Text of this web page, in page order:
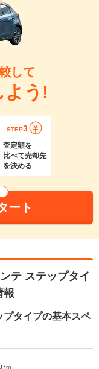
して
よう!
STEP3
査定額を
比べて売却先
を決める
ート
テ ステップタイ
報
プタイプの基本スペ